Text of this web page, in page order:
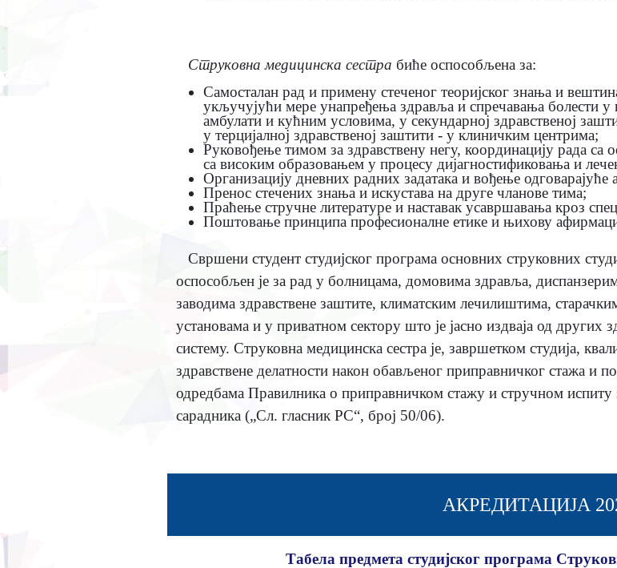
Струковна медицинска сестра биће оспособљена за:
Самосталан рад и примену стеченог теоријског знања и
укључујући мере унапређења здравља и спречавања болести у
амбулати и кућним условима, у секундарној здравственој
у терцијалној здравственој заштити - у клиничким центрима;
Руковођење тимом за здравствену негу, координацију рада
са високим образовањем у процесу дијагностификовања и
Организацију дневних радних задатака и вођење одговарајуће
Пренос стечених знања и искустава на друге чланове тима;
Праћење стручне литературе и наставак усавршавања кроз
Поштовање принципа професионалне етике и њихову
Свршени студент студијског програма основних струковних
оспособљeн је за рад у болницама, домовима здравља,
заводима здравствене заштите, климатским лечилиштима,
установама и у приватном сектору што је јасно издваја од других
систему. Струковна медицинска сестра је, завршетком студија,
здравствене делатности након обављеног приправничког стажа и
одредбама Правилника о приправничком стажу и стручном испиту
сарадника („Сл. гласник РС“, број 50/06).
АКРЕДИТАЦИЈА
Табела предмета студијског програма